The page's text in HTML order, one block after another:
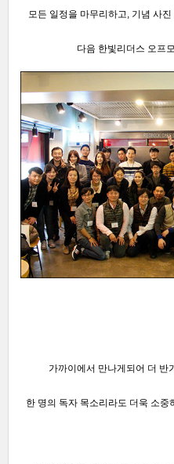
모든 일정을 마무리하고, 기념 사
다음 한빛리더스 오프
가까이에서 만나게되어 더 반
한 명의 독자 목소리라도 더욱 소